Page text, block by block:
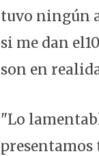
tuvo ningún
si me dan
son en
"Lo
presentamos